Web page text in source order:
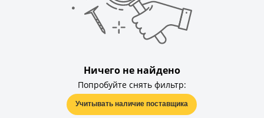
Ничего не найдено
Попробуйте снять фильтр:
Учитывать наличие поставщика